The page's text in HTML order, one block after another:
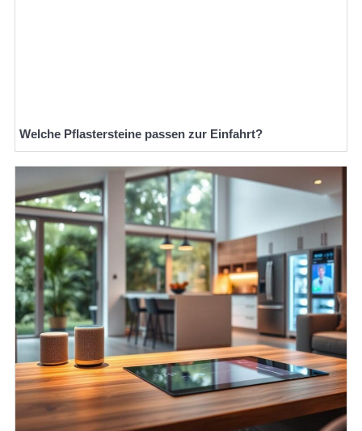
Welche Pflastersteine passen zur Einfahrt?